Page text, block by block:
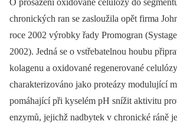
O prosazení oxidované celulózy do
chronických ran se zasloužila opět firma
roce 2002 výrobky řady Promogran
2002). Jedná se o vstřebatelnou houbu
kolagenu a oxidované regenerované
charakterizováno jako proteázy modulující
pomáhající při kyselém pH snížit aktivitu
enzymů, jejichž nadbytek v chronické ráně